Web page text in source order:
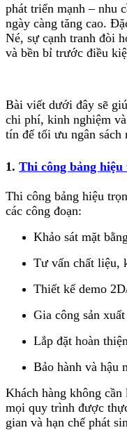
phát triển mạnh – nhu
ngày càng tăng cao.
Né, sự cạnh tranh đòi
và bền bỉ trước điều
Bài viết dưới đây sẽ
chi phí, kinh nghiệm
tín để tối ưu ngân sách
1. Thi công bảng hiệu
Thi công bảng hiệu
các công đoạn:
Khảo sát mặt
Tư vấn chất liệu,
Thiết kế demo
Gia công sản
Lắp đặt hoàn thiện
Bảo hành và hậu
Khách hàng không
mọi quy trình được
gian và hạn chế phát